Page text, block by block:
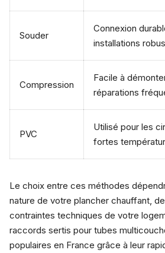
Souder
Connexion
installations
Compression
Facile à
réparations
PVC
Utilisé pour les
fortes
Le choix entre ces méthodes
nature de votre plancher chauffant,
contraintes techniques de votre
raccords sertis pour tubes
populaires en France grâce à leur